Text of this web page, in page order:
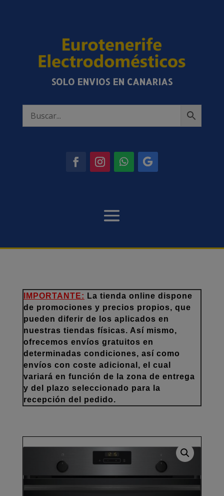
SOLO ENVIOS EN CANARIAS
IMPORTANTE: La tienda online dispone
de promociones y precios propios, que
pueden diferir de los aplicados en
nuestras tiendas físicas. Así mismo,
ofrecemos envíos gratuitos en
determinadas condiciones, así como
envíos con coste adicional, el cual
variará en función de la zona de entrega
y del plazo seleccionado para la
recepción del pedido.